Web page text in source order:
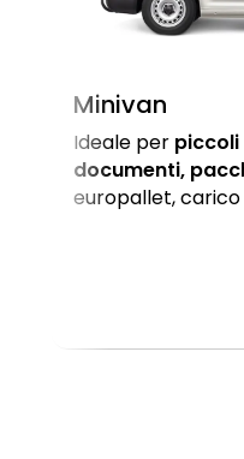
Minivan
Ideale per piccoli
documenti,
europallet,